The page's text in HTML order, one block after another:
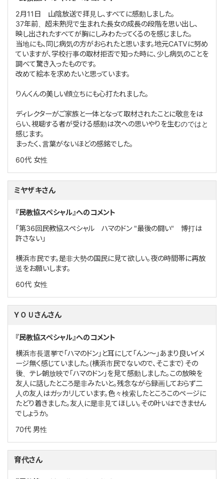
2月11日 山陰放送で拝見し、すべてに感動しました。
37年前、超未熟児で生まれた長女の成長の段階を思い出し、
映し出されたすべてが胸にしみわたってくるのを感じました。
当地にも、同じ病気の方がおられたと思います。地元CATVに努め
ていますが、学校行事の取材拒否で知った時に、少し病気のことを
調べて驚き入ったものです。
改めて絵本を求めたいと思っています。
りんくんの美しい顔立ちにも心打たれました。
ディレクターがご家族と一体となって取材されたことに敬意をは
らい、視聴する者が受ける感動は次への思いやりを生むのではと
感じます。
まったく、言葉がないほどの感銘でした。
60代 女性
ミヤザキさん
『民教協スペシャル』へのコメント
「第36回民教協スペシャル ハマのドン "最後の闘い" 博打は
許さない」
横浜市民です。是非大勢の国民に見て欲しい。夜の時間帯に再放
送をお願いします。
60代 女性
ＹＯＵさんさん
『民教協スペシャル』へのコメント
横浜市長選挙で「ハマのドン」と耳にして「んン～」あまり良いイメ
ージ無く感じていました。(横浜市民でないので、そこまで）その
後、テレ朝放映で「ハマのドン」を見て感動しました。この放映を
友人に話したところ是非みたいと。残念ながら録画しておらず二
人の友人はガッカリしています。色々検索したところこのページに
たどり着きました。友人に是非見てほしい。その叶いはできません
でしょうか。
70代 男性
育代さん